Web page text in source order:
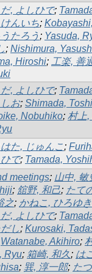
, よしひで;
んいち;
たろう ; Yasuda,
; Nishimura,
Hiroshi; 工楽, 善
, よしひで;
お; Shimada,
Nobuhiko; 村上,
た, じゅんこ;
で; Tamada,
meetings; 山中, 敏
; 舘野, 和己; たて
之; かねこ, ひろゆき
, よしひで;
し; Kurosaki,
Watanabe, Akihiro;
Ryu; 箱崎, 和久; は
; 巽, 淳一郎; た